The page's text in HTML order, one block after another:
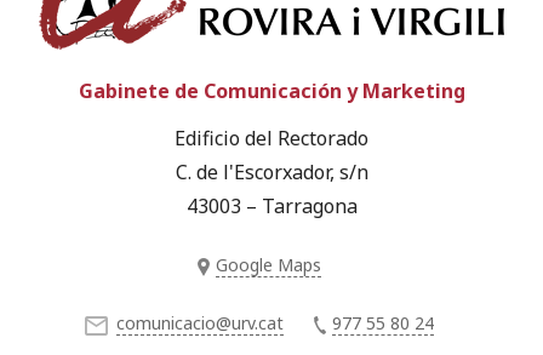
Gabinete de Comunicación y Marketing
Edificio del Rectorado
C. de l'Escorxador, s/n
43003 – Tarragona
Google Maps
comunicacio@urv.cat 977 55 80 24